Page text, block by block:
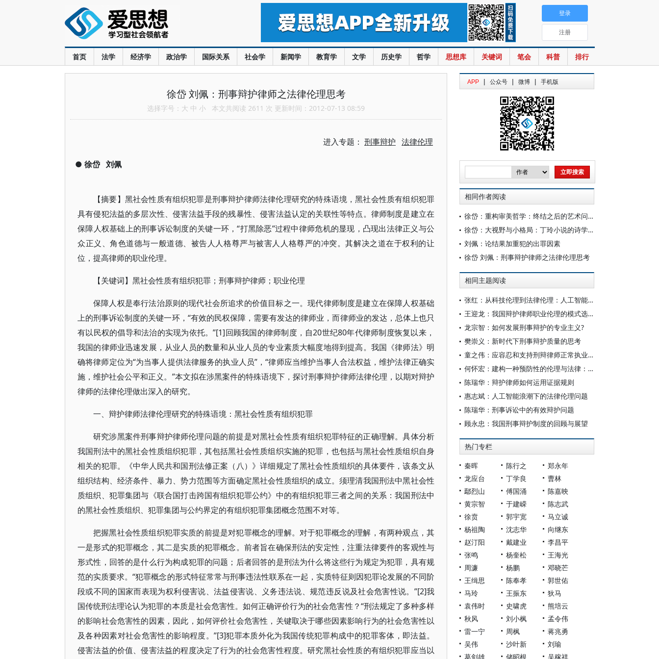
首页 法学 经济学 政治学 国际关系 社会学 新闻学 教育学 文学 历史学 哲学 思想库 关键词 笔会 科普 排行
登录
注册
徐岱 刘佩：刑事辩护律师之法律伦理思考
选择字号： 大 中 小 本文共阅读 2611 次 更新时间：2012-07-13 08:59
进入专题： 刑事辩护 法律伦理
● 徐岱 刘佩
【摘要】黑社会性质有组织犯罪是刑事辩护律师法律伦理研究的特殊语境，黑社会性质有组织犯罪
具有侵犯法益的多层次性、侵害法益手段的残暴性、侵害法益认定的关联性等特点。律师制度是建立在
保障人权基础上的刑事诉讼制度的关键一环，“打黑除恶”过程中律师危机的显现，凸现出法律正义与公
众正义、角色道德与一般道德、被告人人格尊严与被害人人格尊严的冲突。其解决之道在于权利的让
位，提高律师的职业伦理。
【关键词】黑社会性质有组织犯罪；刑事辩护律师；职业伦理
保障人权是奉行法治原则的现代社会所追求的价值目标之一。现代律师制度是建立在保障人权基础
上的刑事诉讼制度的关键一环，“有效的民权保障，需要有发达的律师业，而律师业的发达，总体上也只
有以民权的倡导和法治的实现为依托。”[1]回顾我国的律师制度，自20世纪80年代律师制度恢复以来，
我国的律师业迅速发展，从业人员的数量和从业人员的专业素质大幅度地得到提高。我国《律师法》明
确将律师定位为“为当事人提供法律服务的执业人员”，“律师应当维护当事人合法权益，维护法律正确实
施，维护社会公平和正义。”本文拟在涉黑案件的特殊语境下，探讨刑事辩护律师法律伦理，以期对辩护
律师的法律伦理做出深入的研究。
一、辩护律师法律伦理研究的特殊语境：黑社会性质有组织犯罪
研究涉黑案件刑事辩护律师伦理问题的前提是对黑社会性质有组织犯罪特征的正确理解。具体分析
我国刑法中的黑社会性质组织犯罪，其包括黑社会性质组织实施的犯罪，也包括与黑社会性质组织自身
相关的犯罪。《中华人民共和国刑法修正案（八）》详细规定了黑社会性质组织的具体要件，该条文从
组织结构、经济条件、暴力、势力范围等方面确定黑社会性质组织的成立。须理清我国刑法中黑社会性
质组织、犯罪集团与《联合国打击跨国有组织犯罪公约》中的有组织犯罪三者之间的关系：我国刑法中
的黑社会性质组织、犯罪集团与公约界定的有组织犯罪集团概念范围不对等。
把握黑社会性质组织犯罪实质的前提是对犯罪概念的理解。对于犯罪概念的理解，有两种观点，其
一是形式的犯罪概念，其二是实质的犯罪概念。前者旨在确保刑法的安定性，注重法律要件的客观性与
形式性，回答的是什么行为构成犯罪的问题；后者回答的是刑法为什么将这些行为规定为犯罪，具有规
范的实质要求。“犯罪概念的形式特征常常与刑事违法性联系在一起，实质特征则因犯罪论发展的不同阶
段或不同的国家而表现为权利侵害说、法益侵害说、义务违法说、规范违反说及社会危害性说。”[2]我
国传统刑法理论认为犯罪的本质是社会危害性。如何正确评价行为的社会危害性？“刑法规定了多种多样
的影响社会危害性的因素，因此，如何评价社会危害性，关键取决于哪些因素影响行为的社会危害性以
及各种因素对社会危害性的影响程度。”[3]犯罪本质外化为我国传统犯罪构成中的犯罪客体，即法益。
侵害法益的价值、侵害法益的程度决定了行为的社会危害性程度。研究黑社会性质的有组织犯罪应当以
APP | 公众号 | 微博 | 手机版
相同作者阅读
徐岱：重构审美哲学：终结之后的艺术问题
徐岱：大视野与小格局：丁玲小说的诗学审视
刘佩：论结果加重犯的出罪因素
徐岱 刘佩：刑事辩护律师之法律伦理思考
相同主题阅读
张红：从科技伦理到法律伦理：人工智能伦理的规范化
王迎龙：我国辩护律师职业伦理的模式选择与完善路径
龙宗智：如何发展刑事辩护的专业主义?
樊崇义：新时代下刑事辩护质量的思考
童之伟：应容忍和支持刑辩律师正常执业——有感于张扣扣案和律师辩护词引起的争议
何怀宏：建构一种预防性的伦理与法律：后果控制与动机遏制
陈瑞华：辩护律师如何运用证据规则
惠志斌：人工智能浪潮下的法律伦理问题
陈瑞华：刑事诉讼中的有效辩护问题
顾永忠：我国刑事辩护制度的回顾与展望
热门专栏
秦晖 陈行之
郑永年
龙应台
丁学良
曹林
鄢烈山
傅国涌
陈嘉映
黄宗智
于建嵘
陈志武
徐贲
郭宇宽
马立诚
杨祖陶
沈志华
向继东
赵汀阳
戴建业
李昌平
张鸣
杨奎松
王海光
周濂
杨鹏
邓晓芒
王缉思
陈奉孝
郭世佑
马玲
王振东
狄马
袁伟时
史啸虎
熊培云
秋风
刘小枫
孟令伟
雷一宁
周枫
蒋兆勇
吴伟
沙叶新
刘瑜
葛剑雄
储昭根
吴稼祥